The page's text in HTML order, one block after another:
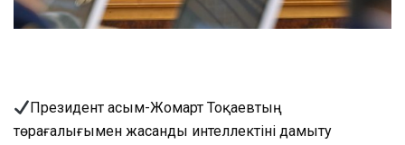
Президент Қасым-Жомарт Тоқаевтың
төрағалығымен жасанды интеллектіні дамыту